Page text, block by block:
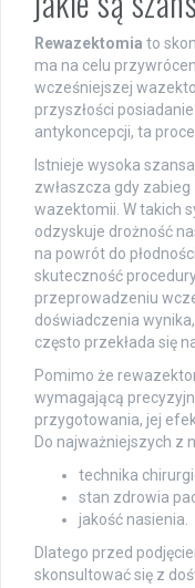
Rewazektomia to
ma na celu
wcześniejszej
przyszłości
antykoncepcji, ta
Istnieje wysoka
zwłaszcza gdy
wazektomii. W takich
odzyskuje drożność
na powrót do
skuteczność
przeprowadzeniu
doświadczenia
często przekłada się
Pomimo że
wymagającą
przygotowania, jej
Do najważniejszych z
technika
stan zdrowia
jakość nasienia.
Dlatego przed
skonsultować się z